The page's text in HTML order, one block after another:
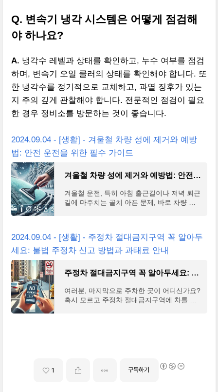
Q. 변속기 냉각 시스템은 어떻게 점검해
야 하나요?
A. 냉각수 레벨과 상태를 확인하고, 누수 여부를 점검
하며, 변속기 오일 쿨러의 상태를 확인해야 합니다. 또
한 냉각수를 정기적으로 교체하고, 과열 징후가 있는
지 주의 깊게 관찰해야 합니다. 전문적인 점검이 필요
한 경우 정비소를 방문하는 것이 좋습니다.
2024.09.04 - [생활] - 겨울철 차량 성에 제거와 예방
법: 안전 운전을 위한 필수 가이드
겨울철 차량 성에 제거와 예방법: 안전 운전을 위한 필수 가이드
겨울철 운전, 특히 아침 출근길이나 저녁 퇴근
길에 마주치는 골치 아픈 문제, 바로 차량 성
2024.09.04 - [생활] - 주정차 절대금지구역 꼭 알아두
세요: 불법 주정차 신고 방법과 과태료 안내
주정차 절대금지구역 꼭 알아두세요: 불법 주정차 신고 방법과 과태료 안내
여러분, 마지막으로 주차한 곳이 어디신가요?
혹시 모르고 주정차 절대금지구역에 차를 세
1 구독하기